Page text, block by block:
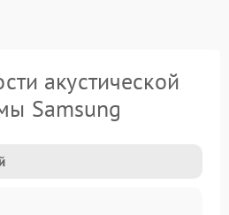
акустической
Samsung